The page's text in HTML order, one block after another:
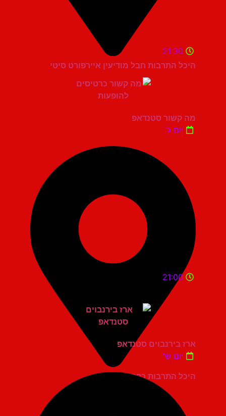
היכל התרבות חבל מודיעין איירפורט סיטי
21:30
מה קשור סטנדאפ
יום ג'
היכל התרבות כפר סבא
21:00
ארז בירנבוים סטנדאפ
יום ש'